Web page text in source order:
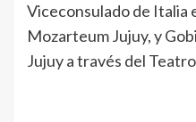
Viceconsulado de Italia
Mozarteum Jujuy, y
Jujuy a través del